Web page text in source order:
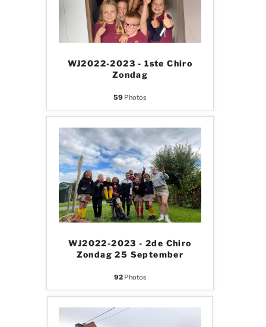
WJ2022-2023 - 1ste Chiro
Zondag
59 Photos
WJ2022-2023 - 2de Chiro
Zondag 25 September
92Photos